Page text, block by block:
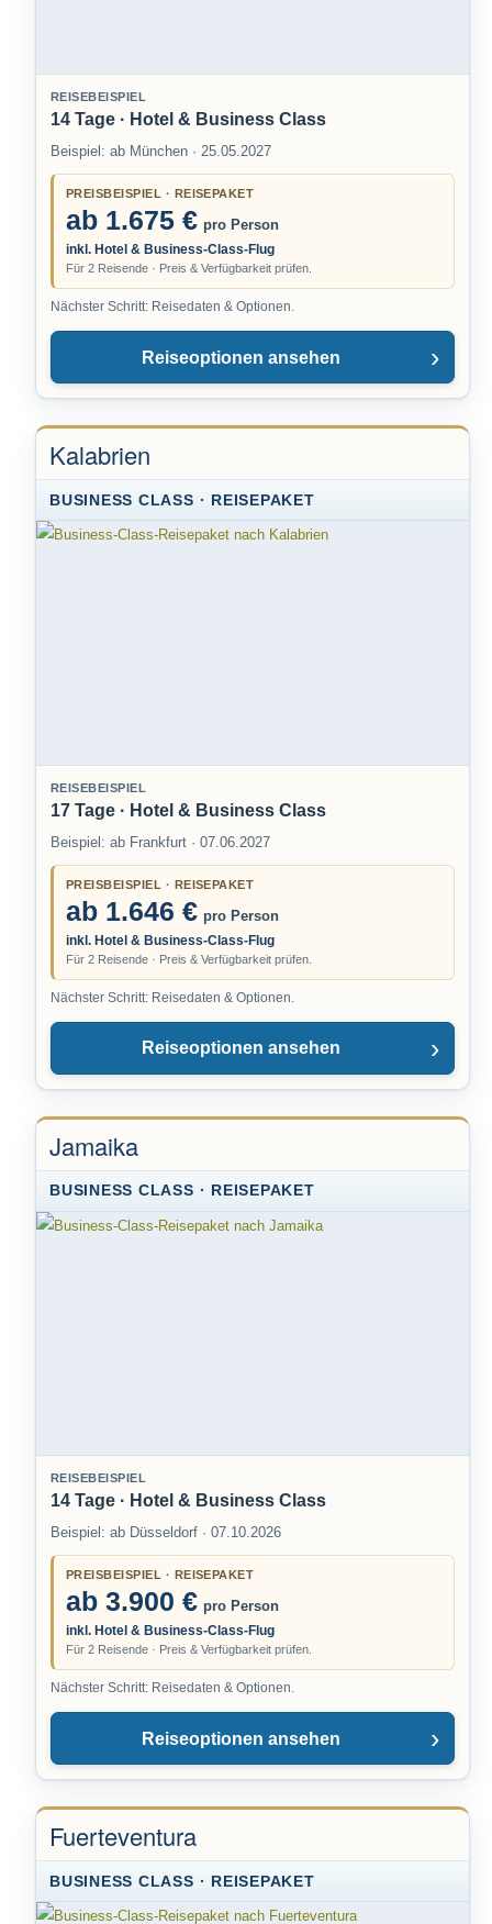
REISEBEISPIEL
14 Tage · Hotel & Business Class
Beispiel: ab München · 25.05.2027
PREISBEISPIEL · REISEPAKET
ab 1.675 € pro Person
inkl. Hotel & Business-Class-Flug
Für 2 Reisende · Preis & Verfügbarkeit prüfen.
Nächster Schritt: Reisedaten & Optionen.
Reiseoptionen ansehen
Kalabrien
BUSINESS CLASS · REISEPAKET
REISEBEISPIEL
17 Tage · Hotel & Business Class
Beispiel: ab Frankfurt · 07.06.2027
PREISBEISPIEL · REISEPAKET
ab 1.646 € pro Person
inkl. Hotel & Business-Class-Flug
Für 2 Reisende · Preis & Verfügbarkeit prüfen.
Nächster Schritt: Reisedaten & Optionen.
Reiseoptionen ansehen
Jamaika
BUSINESS CLASS · REISEPAKET
REISEBEISPIEL
14 Tage · Hotel & Business Class
Beispiel: ab Düsseldorf · 07.10.2026
PREISBEISPIEL · REISEPAKET
ab 3.900 € pro Person
inkl. Hotel & Business-Class-Flug
Für 2 Reisende · Preis & Verfügbarkeit prüfen.
Nächster Schritt: Reisedaten & Optionen.
Reiseoptionen ansehen
Fuerteventura
BUSINESS CLASS · REISEPAKET